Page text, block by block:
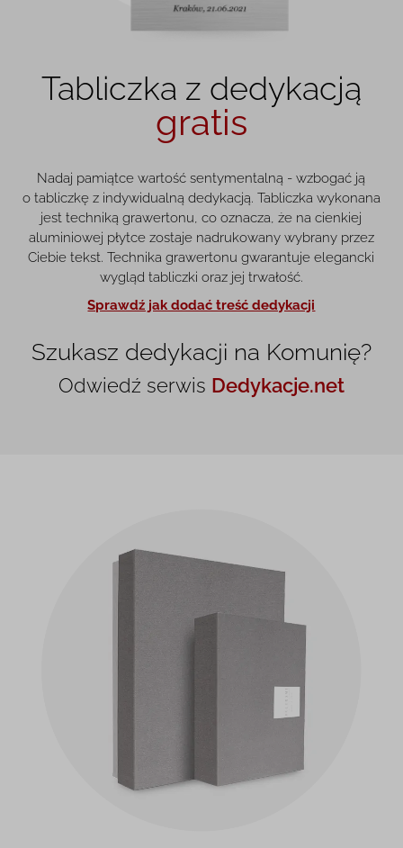
Tabliczka z dedykacją
gratis
Nadaj pamiątce wartość sentymentalną - wzbogać ją
o tabliczkę z indywidualną dedykacją. Tabliczka wykonana
jest techniką grawertonu, co oznacza, że na cienkiej
aluminiowej płytce zostaje nadrukowany wybrany przez
Ciebie tekst. Technika grawertonu gwarantuje elegancki
wygląd tabliczki oraz jej trwałość.
Sprawdź jak dodać treść dedykacji
Szukasz dedykacji na Komunię?
Odwiedź serwis Dedykacje.net